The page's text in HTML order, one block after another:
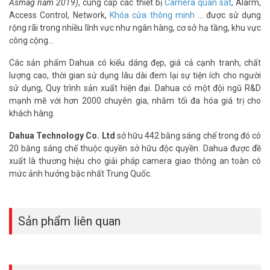
– Bảo hành: 24 tháng.
Đặt mua hàng Online ngay hôm nay để được hỗ trợ giá tốt nhất.
Tham khảo thêm thông tin tại
Asmag năm 2019), cung cấp các thiết bị Camera quan sát, Alarm,
Access Control, Network, Khóa cửa thông minh … được sử dụng
rộng rãi trong nhiều lĩnh vực như ngân hàng, cơ sở hạ tầng, khu vực
công cộng…
Các sản phẩm Dahua có kiểu dáng đẹp, giá cả cạnh tranh, chất
lượng cao, thời gian sử dụng lâu dài đem lại sự tiện ích cho người
sử dụng, Quy trình sản xuất hiện đại. Dahua có một đội ngũ R&D
mạnh mẽ với hơn 2000 chuyên gia, nhằm tối đa hóa giá trị cho
khách hàng.
Dahua Technology Co. Ltd sở hữu 442 bằng sáng chế trong đó có
20 bằng sáng chế thuộc quyền sở hữu độc quyền. Dahua được đề
xuất là thương hiệu cho giải pháp camera giao thông an toàn có
mức ảnh hưởng bậc nhất Trung Quốc.
Sản phẩm liên quan